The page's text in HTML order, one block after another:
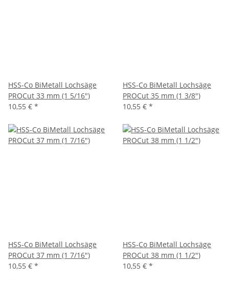
HSS-Co BiMetall Lochsäge
PROCut 33 mm (1 5/16")
10,55 € *
HSS-Co BiMetall Lochsäge
PROCut 35 mm (1 3/8")
10,55 € *
HSS-Co BiMetall Lochsäge
PROCut 37 mm (1 7/16")
10,55 € *
HSS-Co BiMetall Lochsäge
PROCut 38 mm (1 1/2")
10,55 € *